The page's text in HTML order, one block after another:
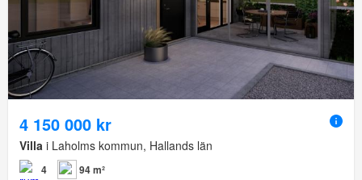
4 150 000 kr
Villa i Laholms kommun, Hallands län
4
94 m²